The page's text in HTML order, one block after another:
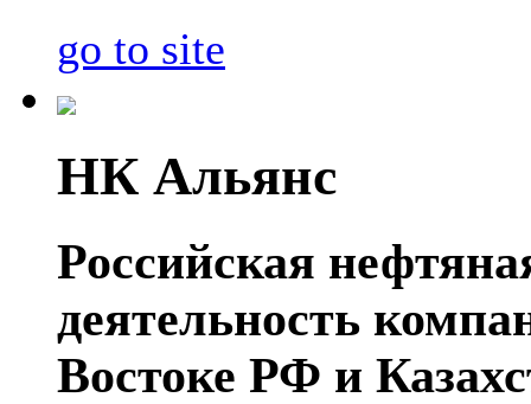
go to site
НК Альянс
Российская
деятельность
Востоке РФ и